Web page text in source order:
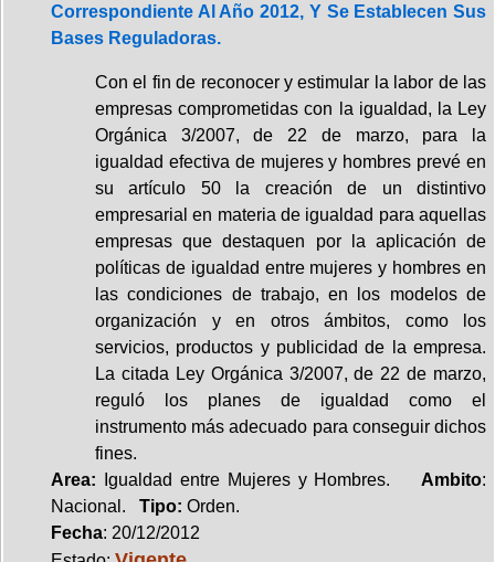
Correspondiente Al Año 2012, Y Se Establecen Sus
Bases Reguladoras.
Con el fin de reconocer y estimular la labor de las
empresas comprometidas con la igualdad, la Ley
Orgánica 3/2007, de 22 de marzo, para la
igualdad efectiva de mujeres y hombres prevé en
su artículo 50 la creación de un distintivo
empresarial en materia de igualdad para aquellas
empresas que destaquen por la aplicación de
políticas de igualdad entre mujeres y hombres en
las condiciones de trabajo, en los modelos de
organización y en otros ámbitos, como los
servicios, productos y publicidad de la empresa.
La citada Ley Orgánica 3/2007, de 22 de marzo,
reguló los planes de igualdad como el
instrumento más adecuado para conseguir dichos
fines.
Area: Igualdad entre Mujeres y Hombres. Ambito:
Nacional. Tipo: Orden.
Fecha: 20/12/2012